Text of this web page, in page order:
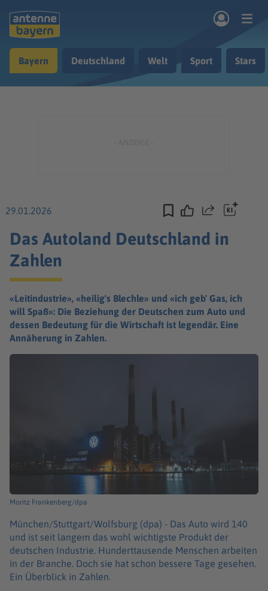
Musik & Radio
Bayern Deutschland Welt Sport Stars
29.01.2026 Teilen
Das Autoland Deutschland in
Zahlen
«Leitindustrie», «heilig's Blechle» und «ich geb' Gas, ich
will Spaß»: Die Beziehung der Deutschen zum Auto und
dessen Bedeutung für die Wirtschaft ist legendär. Eine
Annäherung in Zahlen.
Moritz Frankenberg/dpa
München/Stuttgart/Wolfsburg (dpa) - Das Auto wird 140
und ist seit langem das wohl wichtigste Produkt der
deutschen Industrie. Hunderttausende Menschen arbeiten
in der Branche. Doch sie hat schon bessere Tage gesehen.
Ein Überblick in Zahlen.